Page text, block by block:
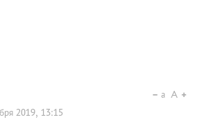
2019, 13:15
a A